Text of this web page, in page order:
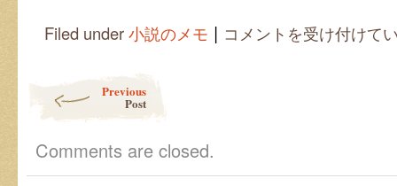
Filed under小説のメモ |
新
刊
コメントを受け付けて
Previous
Post
Comments are closed.